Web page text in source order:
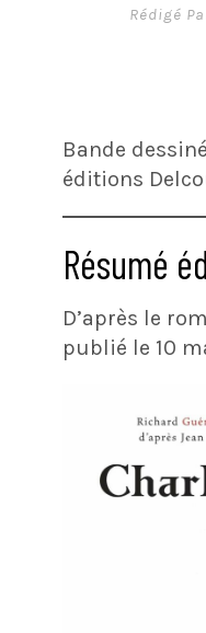
Rédigé
Bande
éditions
Résumé
D’après le
publié le 10